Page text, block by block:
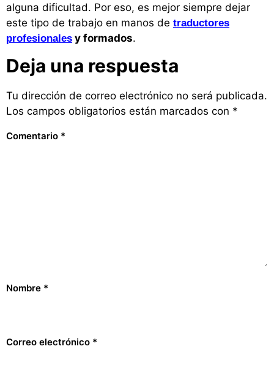
alguna dificultad. Por eso, es mejor siempre dejar
este tipo de trabajo en manos de traductores
profesionales y formados.
Deja una respuesta
Tu dirección de correo electrónico no será publicada.
Los campos obligatorios están marcados con *
Comentario *
Nombre *
Correo electrónico *